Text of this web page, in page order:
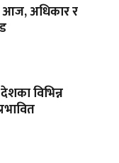
आज, अधिकार र
विभिन्न